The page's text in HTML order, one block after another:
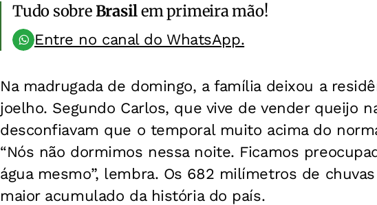
Tudo sobreBrasilem primeira mão!
Entre no canal do WhatsApp.
Na madrugada de domingo, a família deixou a
joelho. Segundo Carlos, que vive de vender queijo
desconfiavam que o temporal muito acima do
“Nós não dormimos nessa noite. Ficamos
água mesmo”, lembra. Os 682 milímetros de
maior acumulado da história do país.